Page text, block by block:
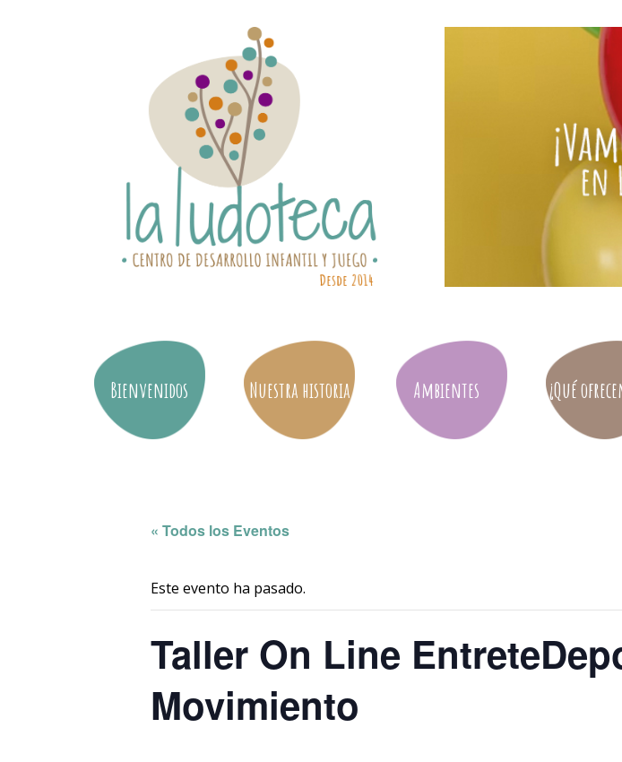
Bienvenidos Nuestra historia Ambientes ¿Qué
« Todos los Eventos
Este evento ha pasado.
Taller On Line
Movimiento